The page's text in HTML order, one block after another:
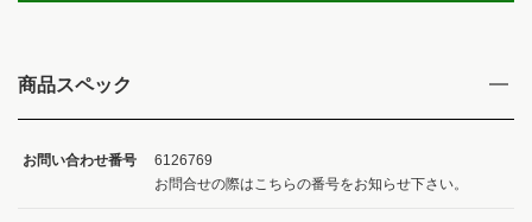
商品スペック
お問い合わせ番号
6126769
お問合せの際はこちらの番号をお知らせ下さい。